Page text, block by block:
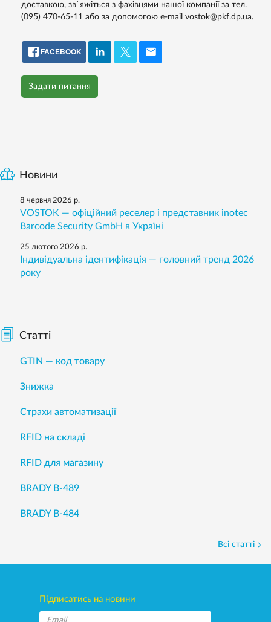
доставкою, зв`яжіться з фахівцями нашої компанії за тел.
(095) 470-65-11 або за допомогою e-mail vostok@pkf.dp.ua.
FACEBOOK
Задати питання
Новини
8 червня 2026 р.
VOSTOK — офіційний реселер і представник inotec
Barcode Security GmbH в Україні
25 лютого 2026 р.
Індивідуальна ідентифікація — головний тренд 2026
року
Статті
GTIN — код товару
Знижка
Страхи автоматизації
RFID на складі
RFID для магазину
BRADY B-489
BRADY B-484
Всі статті
Підписатись на новини